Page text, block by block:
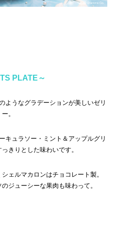
PLATE～
ようなグラデーションが美しいゼリ
ー。
キュラソー・ミント＆アップルグリ
きりとした味わいです。
ェルマカロンはチョコレート製。
ジューシーな果肉も味わって。